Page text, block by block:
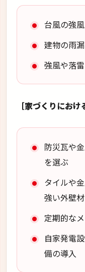
台風の強
建物の雨
強風や落
［家づくりにおけ
防災瓦や
を選ぶ
タイルや
強い外壁
定期的な
自家発電
備の導入